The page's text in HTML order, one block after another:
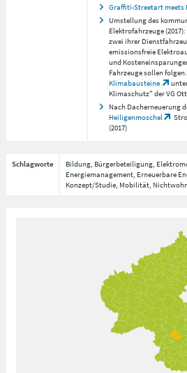
Graffiti-Streetart meets
Umstellung des
Elektrofahrzeuge
zwei ihrer
emissionsfreie
und
Fahrzeuge sollen
Klimabausteine
Klimaschutz" der VG
Nach Dacherneuerung
Heiligenmoschel
(2017)
Schlagworte
Bildung, Bürgerbeteiligung,
Energiemanagement, Erneuerbare
Konzept/Studie, Mobilität,